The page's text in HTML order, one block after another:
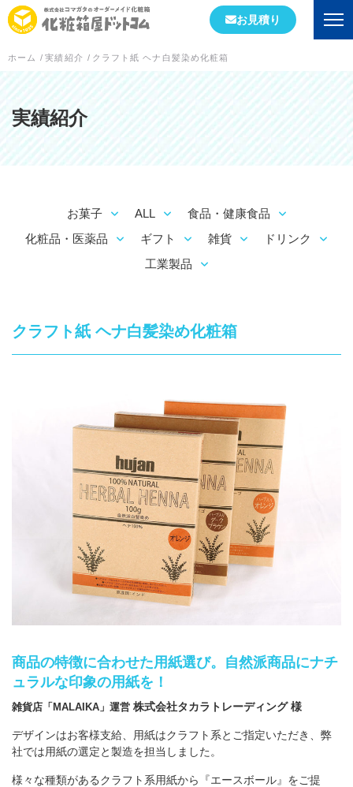
会社情報
初めての方へ
会社概要
工場案内
箱の形状
「印刷あり」お見積り
「印刷なし」お見積り
サンプル請求
その他のお問合せ
よくあるご質問
お見積り
ホーム / 実績紹介 / クラフト紙 ヘナ白髪染め化粧箱
実績紹介
お菓子 ALL
食品・健康食品
化粧品・医薬品
ギフト 雑貨
ドリンク
工業製品
クラフト紙 ヘナ白髪染め化粧箱
商品の特徴に合わせた用紙選び。自然派商品にナチ
ュラルな印象の用紙を！
雑貨店「MALAIKA」運営 株式会社タカラトレーディング 様
デザインはお客様支給、用紙はクラフト系とご指定いただき、弊
社では用紙の選定と製造を担当しました。
様々な種類があるクラフト系用紙から『エースボール』をご提